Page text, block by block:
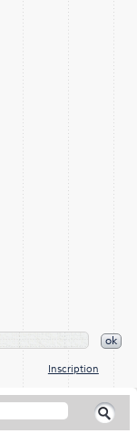
ok
Inscription